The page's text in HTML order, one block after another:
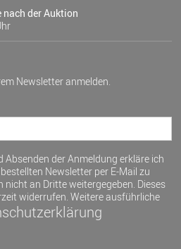
nach der Auktion
Newsletter anmelden.
Absenden der Anmeldung erkläre ich
Newsletter per E-Mail zu
nicht an Dritte weitergegeben. Dieses
widerrufen. Weitere ausführliche